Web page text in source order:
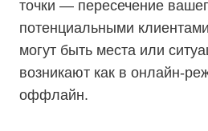
точки — пересечение
потенциальными
могут быть места или
возникают как в онлайн-
оффлайн.